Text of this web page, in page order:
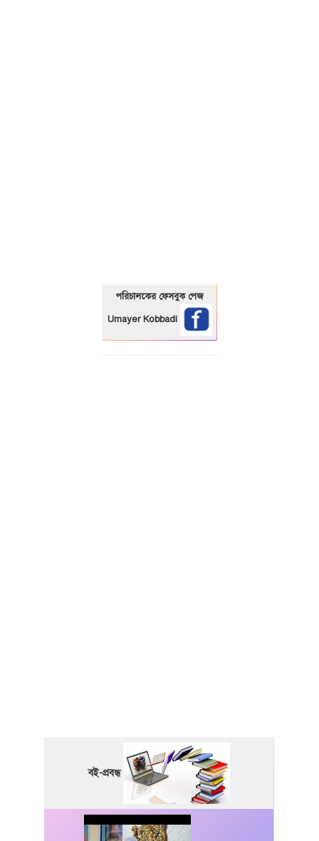
পরিচালকের ফেসবুক পেজ
Umayer Kobbadi
বই-প্রবন্ধ